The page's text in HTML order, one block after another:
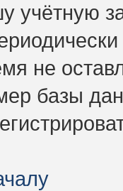
учётную
не
базы